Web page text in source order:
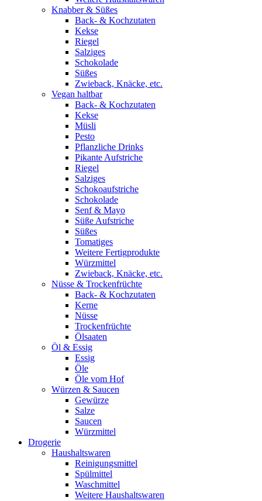
Knabber & Süßes
Back- & Kochzutaten
Kekse
Riegel
Salziges
Schokolade
Süßes
Zwieback, Knäcke, etc.
Vegan haltbar
Back- & Kochzutaten
Kekse
Müsli
Pesto
Pflanzliche Drinks
Pikante Aufstriche
Riegel
Salziges
Schokoaufstriche
Schokolade
Senf & Mayo
Süße Aufstriche
Süßes
Tomatiges
Weitere Fertigprodukte
Würzmittel
Zwieback, Knäcke, etc.
Nüsse & Trockenfrüchte
Back- & Kochzutaten
Kerne
Nüsse
Trockenfrüchte
Ölsaaten
Öl & Essig
Essig
Öle
Öle vom Hof
Würzen & Saucen
Gewürze
Salze
Saucen
Würzmittel
Drogerie
Haushaltswaren
Reinigungsmittel
Spülmittel
Waschmittel
Weitere Haushaltswaren